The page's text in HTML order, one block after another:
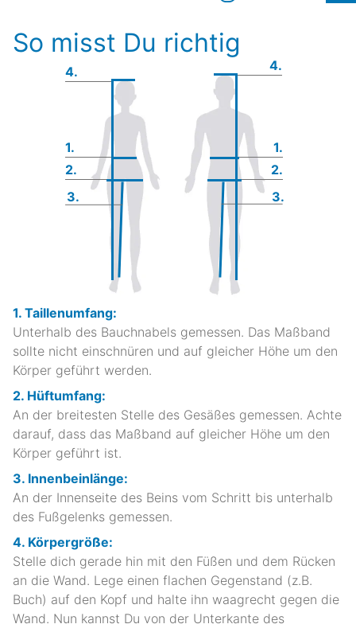
So misst Du richtig
1.
1.
2.
2.
3.
3.
4. 4.
1. Taillenumfang:
Unterhalb des Bauchnabels gemessen. Das Maßband
sollte nicht einschnüren und auf gleicher Höhe um den
Körper geführt werden.
2. Hüftumfang:
An der breitesten Stelle des Gesäßes gemessen. Achte
darauf, dass das Maßband auf gleicher Höhe um den
Körper geführt ist.
3. Innenbeinlänge:
An der Innenseite des Beins vom Schritt bis unterhalb
des Fußgelenks gemessen.
4. Körpergröße:
Stelle dich gerade hin mit den Füßen und dem Rücken
an die Wand. Lege einen flachen Gegenstand (z.B.
Buch) auf den Kopf und halte ihn waagrecht gegen die
Wand. Nun kannst Du von der Unterkante des